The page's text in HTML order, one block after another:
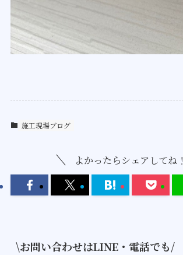
施工現場ブログ
よかったらシェアしてね！
\お問い合わせはLINE・電話でも/